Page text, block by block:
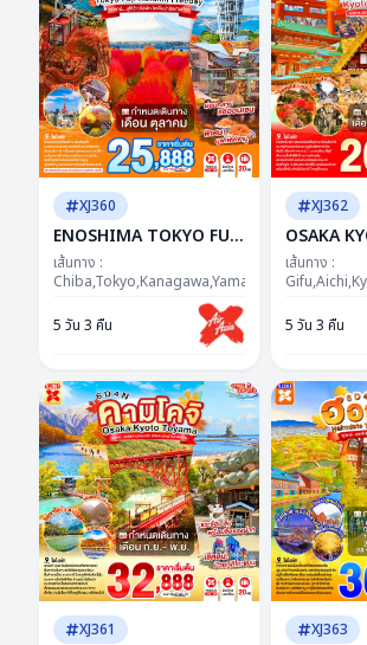
XJ360
ENOSHIMA TOKYO FUJI
AUTUMN FREEDAY 5D
3N BY XJ --- OCT'26 --
ซุปตาร์...ฟูจิว้าวไม่พัก โค
เคียน่ารักเกินเรื่อง
เส้นทาง :
Chiba,Tokyo,Kanagawa,Yamanashi
5 วัน 3 คืน
XJ362
OSAKA
-- SEP -
ตาร์..ชิรา
อบอุ่นมากแม่
เส้นทาง :
5 วัน 3 คืน
XJ361 XJ363